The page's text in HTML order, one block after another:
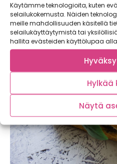
Käytämme teknologioita, kuten
selailukokemusta. Näiden
meille mahdollisuuden käsitellä
selailukäyttäytymistä tai
hallita evästeiden käyttölupaa
Hylkää
Näytä